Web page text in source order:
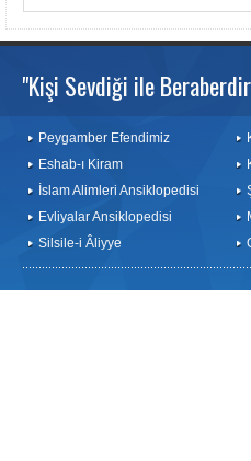
"Kişi Sevdiği ile
Peygamber Efendimiz
Eshab-ı Kiram
İslam Alimleri Ansiklopedisi
Evliyalar Ansiklopedisi
Silsile-i Âliyye